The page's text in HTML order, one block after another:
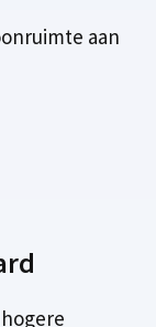
aan